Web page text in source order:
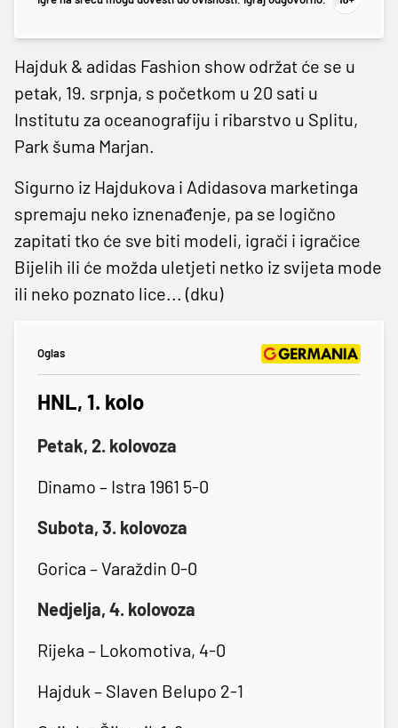
Hajduk & adidas Fashion show održat će se u
petak, 19. srpnja, s početkom u 20 sati u
Institutu za oceanografiju i ribarstvo u Splitu,
Park šuma Marjan.
Sigurno iz Hajdukova i Adidasova marketinga
spremaju neko iznenađenje, pa se logično
zapitati tko će sve biti modeli, igrači i igračice
Bijelih ili će možda uletjeti netko iz svijeta mode
ili neko poznato lice... (dku)
Oglas
HNL, 1. kolo
Petak, 2. kolovoza
Dinamo – Istra 1961 5-0
Subota, 3. kolovoza
Gorica – Varaždin 0-0
Nedjelja, 4. kolovoza
Rijeka – Lokomotiva, 4-0
Hajduk – Slaven Belupo 2-1